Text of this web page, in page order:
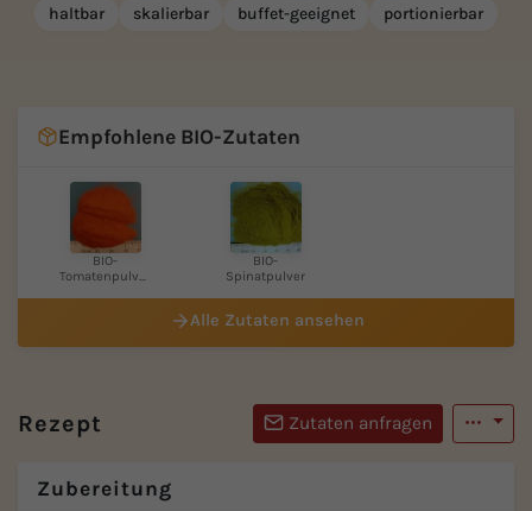
haltbar
skalierbar buffet-geeignet portionierbar
Empfohlene BIO-Zutaten
BIO-
Tomatenpulver
BIO-
Spinatpulver
Alle Zutaten ansehen
Rezept Zutaten anfragen
Zubereitung